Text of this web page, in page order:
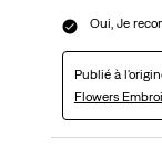
Oui, Je
Publié à
Flowers